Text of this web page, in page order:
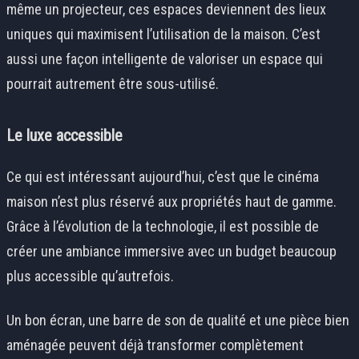
même un projecteur, ces espaces deviennent des lieux
uniques qui maximisent l’utilisation de la maison. C’est
aussi une façon intelligente de valoriser un espace qui
pourrait autrement être sous-utilisé.
Le luxe accessible
Ce qui est intéressant aujourd’hui, c’est que le cinéma
maison n’est plus réservé aux propriétés haut de gamme.
Grâce à l’évolution de la technologie, il est possible de
créer une ambiance immersive avec un budget beaucoup
plus accessible qu’autrefois.
Un bon écran, une barre de son de qualité et une pièce bien
aménagée peuvent déjà transformer complètement